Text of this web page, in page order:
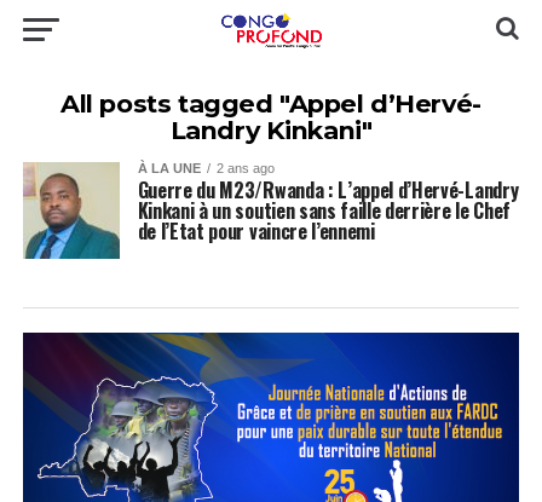
All posts tagged "Appel d’Hervé-
Landry Kinkani"
À LA UNE 2 ans ago
Guerre du M23/Rwanda : L’appel d’Hervé-Landry
Kinkani à un soutien sans faille derrière le Chef
de l’Etat pour vaincre l’ennemi